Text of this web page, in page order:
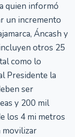
quien informó
un incremento
Áncash y
otros 25
como lo
Presidente la
ser
y 200 mil
los 4 mi metros
movilizar